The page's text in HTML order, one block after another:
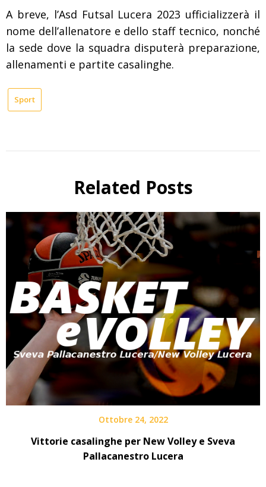
A breve, l’Asd Futsal Lucera 2023 ufficializzerà il
nome dell’allenatore e dello staff tecnico, nonché
la sede dove la squadra disputerà preparazione,
allenamenti e partite casalinghe.
Sport
Related Posts
Ottobre 24, 2022
Vittorie casalinghe per New Volley e Sveva
Pallacanestro Lucera